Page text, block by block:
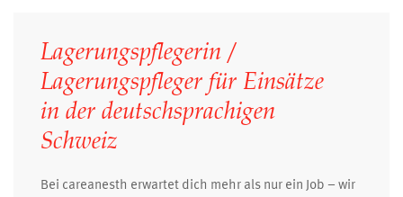
Lagerungspflegerin /
Lagerungspfleger für Einsätze
in der deutschsprachigen
Schweiz
Bei careanesth erwartet dich mehr als nur ein Job – wir